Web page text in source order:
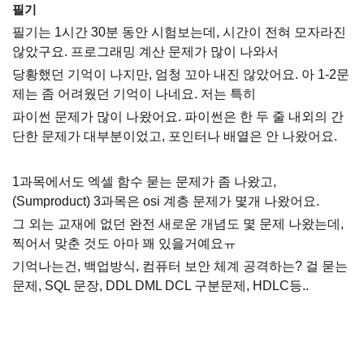
필기
필기는 1시간 30분 동안 시험보는데, 시간이 전혀 모자라진
않았구요. 프로그래밍 계산 문제가 많이 나와서
당황했던 기억이 나지만, 엄청 꼬아 내진 않았어요. 아 1-2문
제는 좀 어려웠던 기억이 나네요. 저는 특히
파이썬 문제가 많이 나왔어요. 파이썬은 한 두 줄 내외의 간
단한 문제가 대부분이었고, 포인터나 배열은 안 나왔어요.
1과목에서도 엑셀 함수 묻는 문제가 좀 나왔고,
(Sumproduct) 3과목은 osi 계층 문제가 몇개 나왔어요.
그 외는 교재에 없던 완전 새로운 개념도 몇 문제 나왔는데,
찍어서 맞춘 것도 아마 꽤 있을거예요ㅠ
기억나는건, 백업방식, 컴퓨터 보안 체계 공격하는? 걸 묻는
문제, SQL 문장, DDL DML DCL 구분문제, HDLC등..